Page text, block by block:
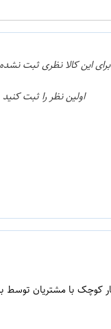
برای این کالا نظری ثبت
اولین نظر را ثبت کنید
کوچک با مشتریان توسط